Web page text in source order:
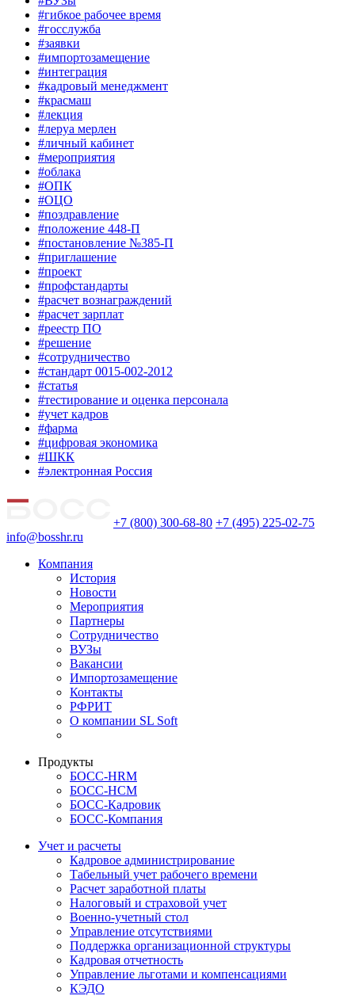
#гибкое рабочее время
#госслужба
#заявки
#импортозамещение
#интеграция
#кадровый менеджмент
#красмаш
#лекция
#леруа мерлен
#личный кабинет
#мероприятия
#облака
#ОПК
#ОЦО
#поздравление
#положение 448-П
#постановление №385-П
#приглашение
#проект
#профстандарты
#расчет вознаграждений
#расчет зарплат
#реестр ПО
#решение
#сотрудничество
#стандарт 0015-002-2012
#статья
#тестирование и оценка персонала
#учет кадров
#фарма
#цифровая экономика
#ШКК
#электронная Россия
+7 (800) 300-68-80 +7 (495) 225-02-75
info@bosshr.ru
Компания
История
Новости
Мероприятия
Партнеры
Сотрудничество
ВУЗы
Вакансии
Импортозамещение
Контакты
РФРИТ
О компании SL Soft
Продукты
БОСС-HRM
БОСС-HCM
БОСС-Кадровик
БОСС-Компания
Учет и расчеты
Кадровое администрирование
Табельный учет рабочего времени
Расчет заработной платы
Налоговый и страховой учет
Военно-учетный стол
Управление отсутствиями
Поддержка организационной структуры
Кадровая отчетность
Управление льготами и компенсациями
КЭДО